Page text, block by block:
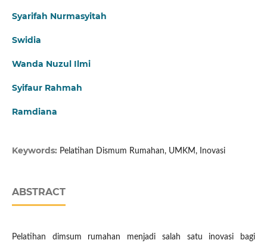
Syarifah Nurmasyitah
Swidia
Wanda Nuzul Ilmi
Syifaur Rahmah
Ramdiana
Keywords: Pelatihan Dismum Rumahan, UMKM, Inovasi
ABSTRACT
Pelatihan dimsum rumahan menjadi salah satu inovasi bagi